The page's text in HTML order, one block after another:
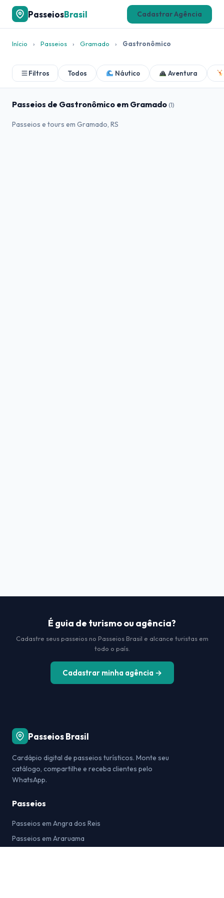
PasseiosBrasil Cadastrar Agência
Início › Passeios › Gramado › Gastronômico
Filtros Todos Náutico Aventura
Passeios de Gastronômico em Gramado(1)
Passeios e tours em Gramado, RS
É guia de turismo ou agência?
Cadastre seus passeios no Passeios Brasil e alcance turistas em
todo o país.
Cadastrar minha agência →
Passeios Brasil
Cardápio digital de passeios turísticos. Monte seu
catálogo, compartilhe e receba clientes pelo
WhatsApp.
Passeios
Passeios em Angra dos Reis
Passeios em Araruama